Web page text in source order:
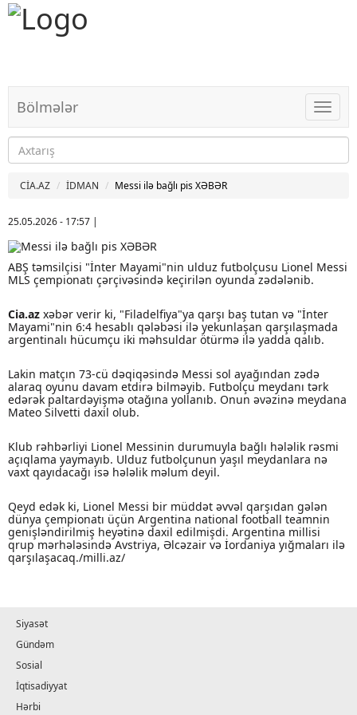
Bölmələr
CİA.AZ İDMAN Messi ilə bağlı pis XƏBƏR
25.05.2026 - 17:57 |
ABŞ təmsilçisi "İnter Mayami"nin ulduz futbolçusu Lionel Messi
MLS çempionatı çərçivəsində keçirilən oyunda zədələnib.
Cia.az xəbər verir ki, "Filadelfiya"ya qarşı baş tutan və "İnter
Mayami"nin 6:4 hesablı qələbəsi ilə yekunlaşan qarşılaşmada
argentinalı hücumçu iki məhsuldar ötürmə ilə yadda qalıb.
Lakin matçın 73-cü dəqiqəsində Messi sol ayağından zədə
alaraq oyunu davam etdirə bilməyib. Futbolçu meydanı tərk
edərək paltardəyişmə otağına yollanıb. Onun əvəzinə meydana
Mateo Silvetti daxil olub.
Klub rəhbərliyi Lionel Messinin durumuyla bağlı hələlik rəsmi
açıqlama yaymayıb. Ulduz futbolçunun yaşıl meydanlara nə
vaxt qayıdacağı isə hələlik məlum deyil.
Qeyd edək ki, Lionel Messi bir müddət əvvəl qarşıdan gələn
dünya çempionatı üçün Argentina national football teamnin
genişləndirilmiş heyətinə daxil edilmişdi. Argentina millisi
qrup mərhələsində Avstriya, Əlcəzair və İordaniya yığmaları ilə
qarşılaşacaq./milli.az/
Siyasət
Gündəm
Sosial
İqtisadiyyat
Hərbi